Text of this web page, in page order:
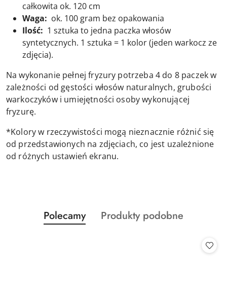
całkowita ok. 120 cm
Waga: ok. 100 gram bez opakowania
Ilość: 1 sztuka to jedna paczka włosów
syntetycznych. 1 sztuka = 1 kolor (jeden warkocz ze
zdjęcia).
Na wykonanie pełnej fryzury potrzeba 4 do 8 paczek w
zależności od gęstości włosów naturalnych, grubości
warkoczyków i umiejętności osoby wykonującej
fryzurę.
*Kolory w rzeczywistości mogą nieznacznie różnić się
od przedstawionych na zdjęciach, co jest uzależnione
od różnych ustawień ekranu.
Pomiń karuzelę produktów
Produkty
o
Polecamy
Produkty
Produkty podobne